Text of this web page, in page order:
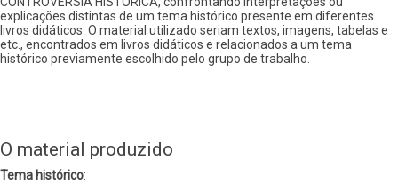
explicações distintas de um tema histórico presente em diferentes
livros didáticos. O material utilizado seriam textos, imagens, tabelas e
etc., encontrados em livros didáticos e relacionados a um tema
histórico previamente escolhido pelo grupo de trabalho.
O material produzido
Tema histórico: